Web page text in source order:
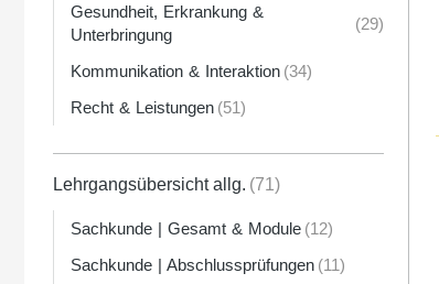
Gesundheit, Erkrankung &
Unterbringung
(29)
Kommunikation & Interaktion (34)
Recht & Leistungen (51)
Lehrgangsübersicht allg. (71)
Sachkunde | Gesamt & Module (12)
Sachkunde | Abschlussprüfungen (11)